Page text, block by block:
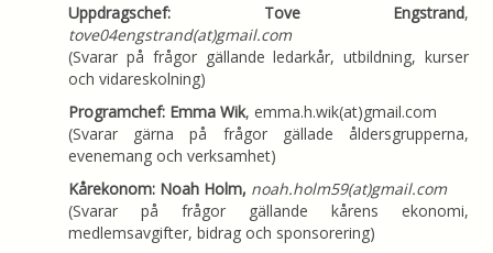
Uppdragschef: Tove Engstrand,
tove04engstrand(at)gmail.com
(Svarar på frågor gällande ledarkår, utbildning, kurser
och vidareskolning)
Programchef: Emma Wik, emma.h.wik(at)gmail.com
(Svarar gärna på frågor gällade åldersgrupperna,
evenemang och verksamhet)
Kårekonom: Noah Holm, noah.holm59(at)gmail.com
(Svarar på frågor gällande kårens ekonomi,
medlemsavgifter, bidrag och sponsorering)